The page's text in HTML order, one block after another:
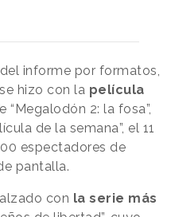
informe por formatos,
hizo con la película
“Megalodón 2: la fosa”,
de la semana”, el 11
espectadores de
pantalla.
con la serie más